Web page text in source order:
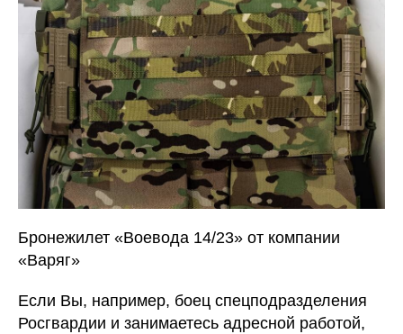
Бронежилет «Воевода 14/23» от компании
«Варяг»
Если Вы, например, боец спецподразделения
Росгвардии и занимаетесь адресной работой,